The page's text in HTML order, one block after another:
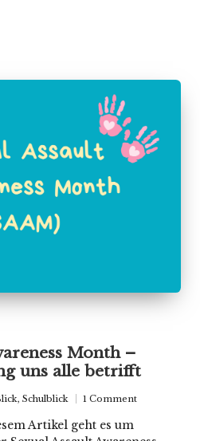
Month –
uns alle betrifft
, Schulblick 1 Comment
Artikel geht es um